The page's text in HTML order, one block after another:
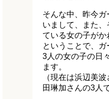
そんな中、昨今ガ
いまして、また
ている女の子がか
ということで、
3人の女の子の日
ます。
（現在は浜辺美
田琳加さんの3人